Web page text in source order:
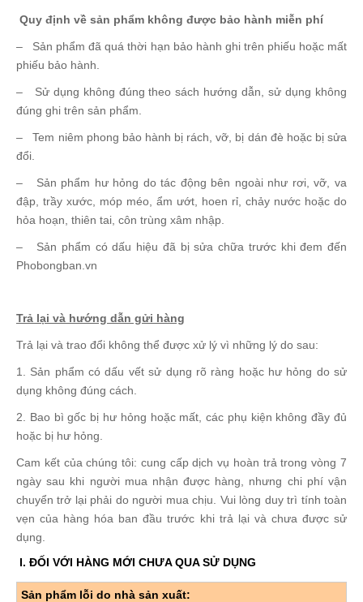
Quy định về sản phẩm không được bảo hành miễn phí
– Sản phẩm đã quá thời hạn bảo hành ghi trên phiếu hoặc mất
phiếu bảo hành.
– Sử dụng không đúng theo sách hướng dẫn, sử dụng không
đúng ghi trên sản phẩm.
– Tem niêm phong bảo hành bị rách, vỡ, bị dán đè hoặc bị sửa
đổi.
– Sản phẩm hư hỏng do tác động bên ngoài như rơi, vỡ, va
đập, trầy xước, móp méo, ẩm ướt, hoen rỉ, chảy nước hoặc do
hỏa hoạn, thiên tai, côn trùng xâm nhập.
– Sản phẩm có dấu hiệu đã bị sửa chữa trước khi đem đến
Phobongban.vn
Trả lại và hướng dẫn gửi hàng
Trả lại và trao đổi không thể được xử lý vì những lý do sau:
1. Sản phẩm có dấu vết sử dụng rõ ràng hoặc hư hỏng do sử
dụng không đúng cách.
2. Bao bì gốc bị hư hỏng hoặc mất, các phụ kiện không đầy đủ
hoặc bị hư hỏng.
Cam kết của chúng tôi: cung cấp dịch vụ hoàn trả trong vòng 7
ngày sau khi người mua nhận được hàng, nhưng chi phí vận
chuyển trở lại phải do người mua chịu. Vui lòng duy trì tính toàn
vẹn của hàng hóa ban đầu trước khi trả lại và chưa được sử
dụng.
I. ĐỐI VỚI HÀNG MỚI CHƯA QUA SỬ DỤNG
Sản phẩm lỗi do nhà sản xuất: